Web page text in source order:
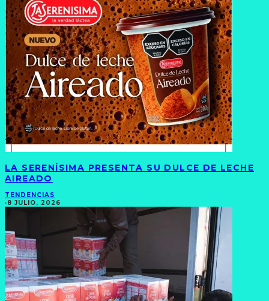
LA SERENÍSIMA PRESENTA SU DULCE DE LECHE
AIREADO
TENDENCIAS
·8 JULIO, 2026